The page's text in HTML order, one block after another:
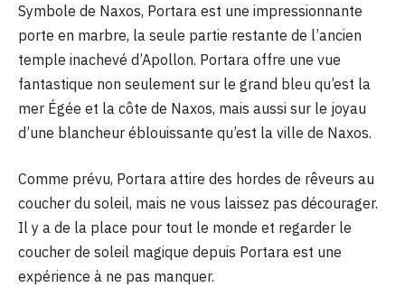
Symbole de Naxos, Portara est une impressionnante
porte en marbre, la seule partie restante de l’ancien
temple inachevé d’Apollon. Portara offre une vue
fantastique non seulement sur le grand bleu qu’est la
mer Égée et la côte de Naxos, mais aussi sur le joyau
d’une blancheur éblouissante qu’est la ville de Naxos.
Comme prévu, Portara attire des hordes de rêveurs au
coucher du soleil, mais ne vous laissez pas décourager.
Il y a de la place pour tout le monde et regarder le
coucher de soleil magique depuis Portara est une
expérience à ne pas manquer.